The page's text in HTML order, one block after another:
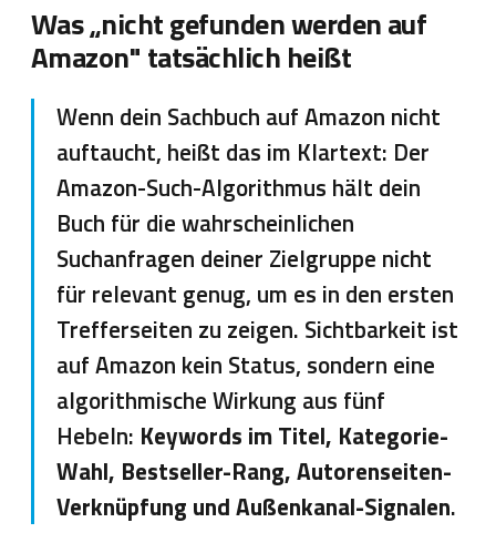
Was „nicht gefunden werden auf
Amazon" tatsächlich heißt
Wenn dein Sachbuch auf Amazon nicht
auftaucht, heißt das im Klartext: Der
Amazon-Such-Algorithmus hält dein
Buch für die wahrscheinlichen
Suchanfragen deiner Zielgruppe nicht
für relevant genug, um es in den ersten
Trefferseiten zu zeigen. Sichtbarkeit ist
auf Amazon kein Status, sondern eine
algorithmische Wirkung aus fünf
Hebeln: Keywords im Titel, Kategorie-
Wahl, Bestseller-Rang, Autorenseiten-
Verknüpfung und Außenkanal-Signalen.